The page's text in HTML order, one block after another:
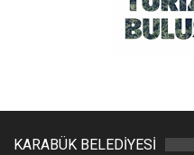
KARABÜK BELEDİYESİ